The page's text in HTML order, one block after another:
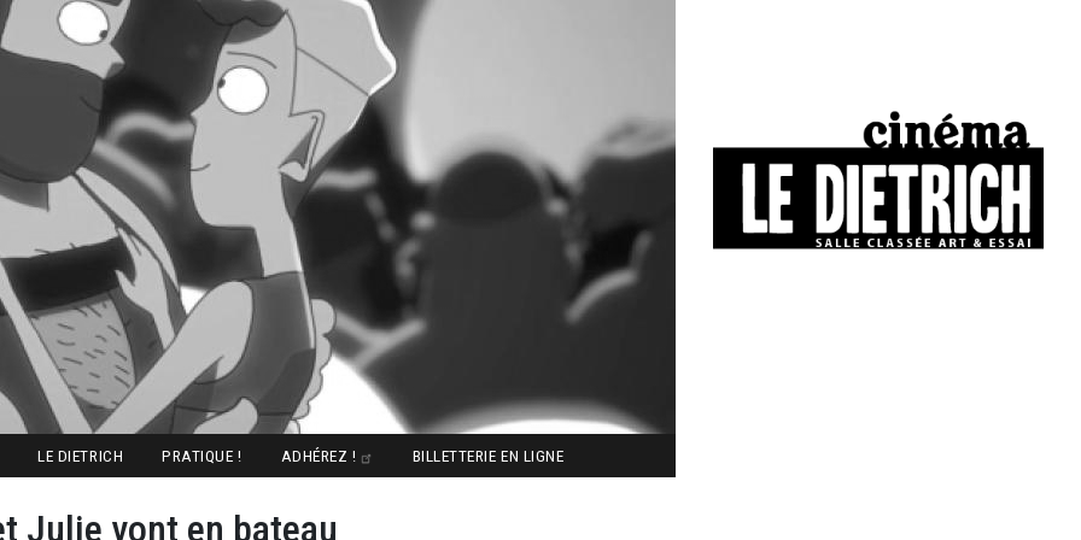
LE DIETRICH PRATIQUE ! ADHÉREZ ! BILLETTERIE EN LIGNE
Julie vont en bateau